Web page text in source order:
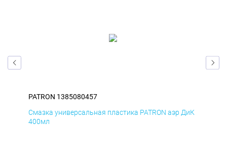
PATRON 1385080457
Смазка универсальная пластика PATRON аэр ДиК
400мл